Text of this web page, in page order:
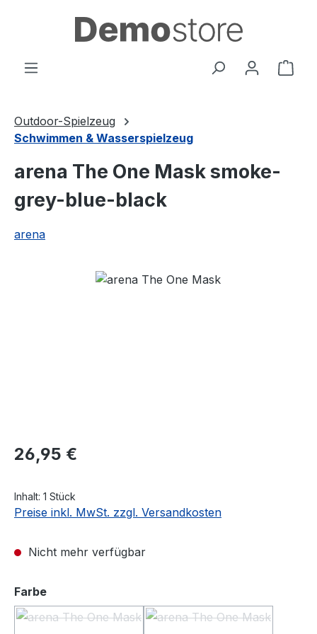
Zum Hauptinhalt springen
Outdoor-Spielzeug
Schwimmen & Wasserspielzeug
arena The One Mask smoke-
grey-blue-black
arena
Bildergalerie überspringen
Regulärer Preis:
26,95 €
Inhalt: 1 Stück
Preise inkl. MwSt. zzgl. Versandkosten
Nicht mehr verfügbar
Farbeauswählen